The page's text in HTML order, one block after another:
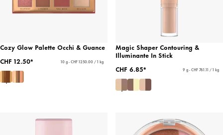
Cozy Glow Palette Occhi & Guance
CHF 12.50*
10 g - CHF 1250.00 / 1 kg
Magic Shaper Contouring &
Illuminante In Stick
CHF 6.85*
9 g - CHF 761.11 / 1 kg